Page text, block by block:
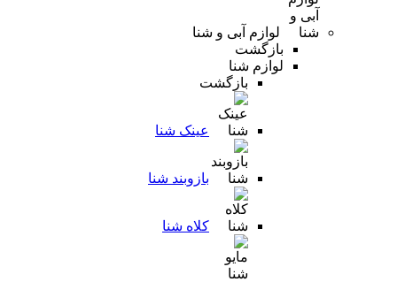
لوازم آبی و شنا
بازگشت
لوازم شنا
بازگشت
عینک شنا
بازوبند شنا
کلاه شنا